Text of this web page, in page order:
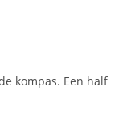
kompas. Een half